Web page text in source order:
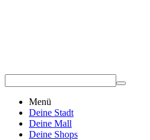
Menü
Deine Stadt
Deine Mall
Deine Shops